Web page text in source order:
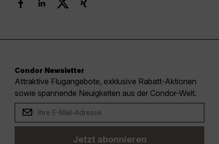
Condor Newsletter
Attraktive Flugangebote, exklusive Rabatt-Aktionen
sowie spannende Neuigkeiten aus der Condor-Welt.
Jetzt abonnieren